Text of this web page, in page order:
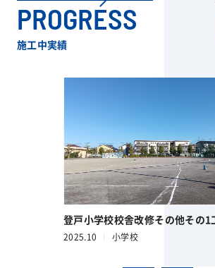
PROGRESS
施工中実績
登戸小学校校舎改修その他その1
2025.10 小学校